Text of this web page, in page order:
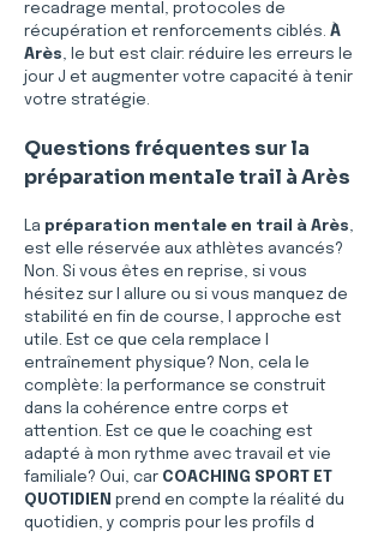
recadrage mental, protocoles de
récupération et renforcements ciblés. À
Arès, le but est clair: réduire les erreurs le
jour J et augmenter votre capacité à tenir
votre stratégie.
Questions fréquentes sur la
préparation mentale trail à Arès
La préparation mentale en trail à Arès,
est elle réservée aux athlètes avancés?
Non. Si vous êtes en reprise, si vous
hésitez sur l allure ou si vous manquez de
stabilité en fin de course, l approche est
utile. Est ce que cela remplace l
entraînement physique? Non, cela le
complète: la performance se construit
dans la cohérence entre corps et
attention. Est ce que le coaching est
adapté à mon rythme avec travail et vie
familiale? Oui, car COACHING SPORT ET
QUOTIDIEN prend en compte la réalité du
quotidien, y compris pour les profils d